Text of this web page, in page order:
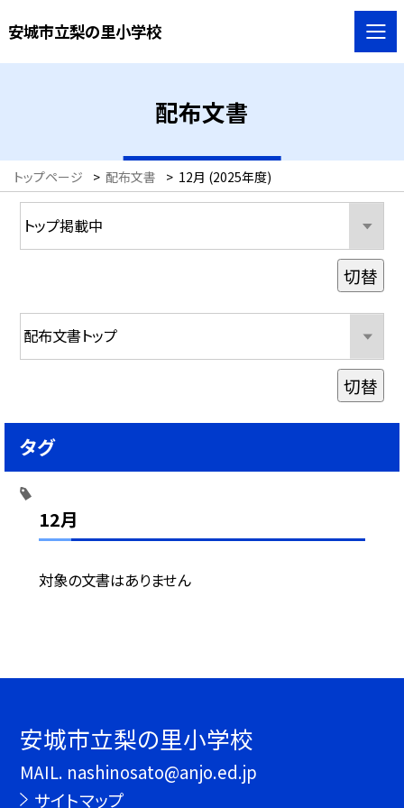
安城市立梨の里小学校
配布文書
トップページ > 配布文書 > 12月 (2025年度)
12月
対象の文書はありません
切替
切替
タグ
安城市立梨の里小学校
MAIL. nashinosato@anjo.ed.jp
サイトマップ